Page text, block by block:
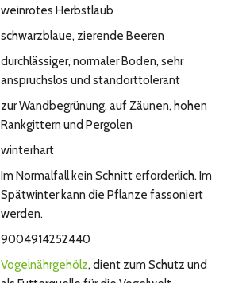
weinrotes Herbstlaub
schwarzblaue, zierende Beeren
durchlässiger, normaler Boden, sehr
anspruchslos und standorttolerant
zur Wandbegrünung, auf Zäunen, hohen
Rankgittern und Pergolen
winterhart
Im Normalfall kein Schnitt erforderlich. Im
Spätwinter kann die Pflanze fassoniert
werden.
9004914252440
Vogelnährgehölz, dient zum Schutz und